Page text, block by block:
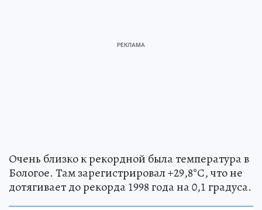
Очень близко к рекордной была температура в
Бологое. Там зарегистрировал +29,8°С, что не
дотягивает до рекорда 1998 года на 0,1 градуса.